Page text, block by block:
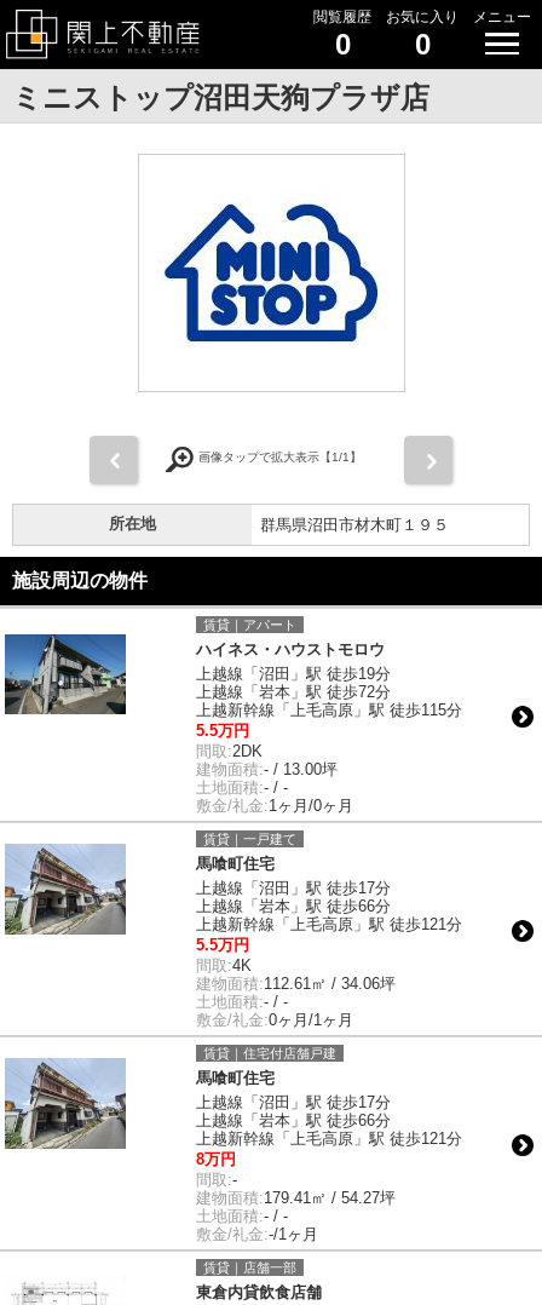
閲覧履歴
0
お気に入り
0
メニュー
ミニストップ沼田天狗プラザ店
画像タップで拡大表示【1/1】
所在地 群馬県沼田市材木町１９５
施設周辺の物件
賃貸｜アパート
ハイネス・ハウストモロウ
上越線「沼田」駅 徒歩19分
上越線「岩本」駅 徒歩72分
上越新幹線「上毛高原」駅 徒歩115分
5.5万円
間取:2DK
建物面積:- / 13.00坪
土地面積:- / -
敷金/礼金:1ヶ月/0ヶ月
賃貸｜一戸建て
馬喰町住宅
上越線「沼田」駅 徒歩17分
上越線「岩本」駅 徒歩66分
上越新幹線「上毛高原」駅 徒歩121分
5.5万円
間取:4K
建物面積:112.61㎡ / 34.06坪
土地面積:- / -
敷金/礼金:0ヶ月/1ヶ月
賃貸｜住宅付店舗戸建
馬喰町住宅
上越線「沼田」駅 徒歩17分
上越線「岩本」駅 徒歩66分
上越新幹線「上毛高原」駅 徒歩121分
8万円
間取:-
建物面積:179.41㎡ / 54.27坪
土地面積:- / -
敷金/礼金:-/1ヶ月
賃貸｜店舗一部
東倉内貸飲食店舗